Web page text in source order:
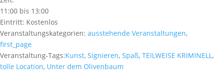
11:00 bis 13:00
Eintritt: Kostenlos
Veranstaltungskategorien: ausstehende Veranstaltungen,
first_page
Veranstaltung-Tags:Kunst, Signieren, Spaß, TEILWEISE KRIMINELL ,
tolle Location, Unter dem Olivenbaum